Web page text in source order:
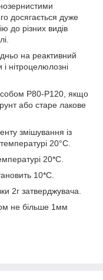
досягається дуже
до різних видів
на реактивний
і нітроцелюлозні
Р80-Р120, якщо
або старе лакове
змішування із
20°С.
20*С.
10*С.
2г затверджувача.
не більше 1мм